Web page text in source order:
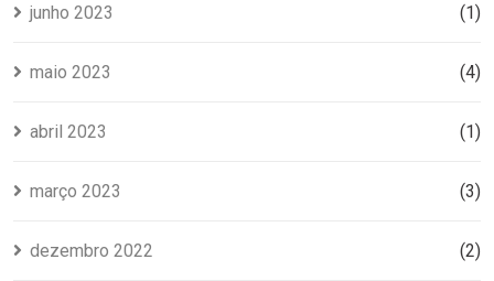
junho 2023 (1)
maio 2023 (4)
abril 2023 (1)
março 2023 (3)
dezembro 2022 (2)